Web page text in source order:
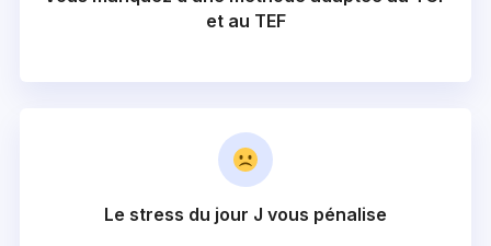
et au TEF
Le stress du jour J vous pénalise